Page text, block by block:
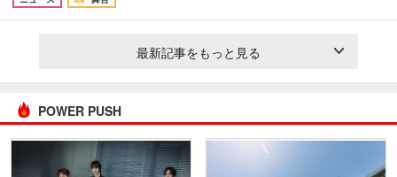
最新記事をもっと見る
POWER PUSH